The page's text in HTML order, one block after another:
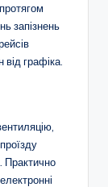
запізнень
графіка.
Практично